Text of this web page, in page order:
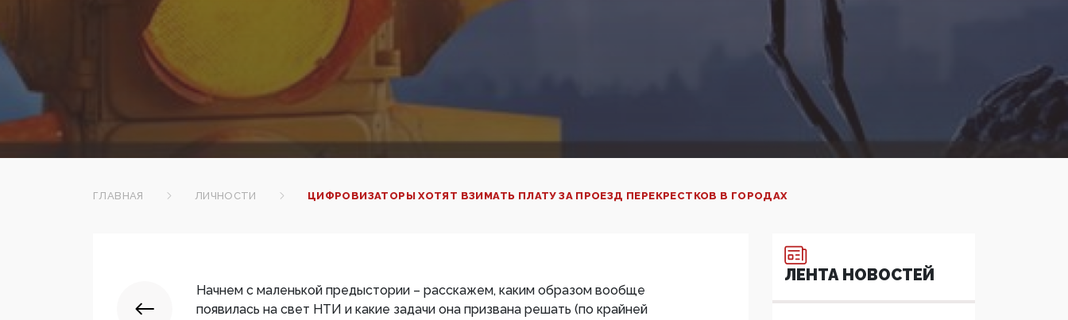
ГЛАВНАЯ ЛИЧНОСТИ ЦИФРОВИЗАТОРЫ ХОТЯТ ВЗИМАТЬ ПЛАТУ ЗА ПРОЕЗД ПЕРЕКРЕСТКОВ В ГОРОДАХ
Начнем с маленькой предыстории – расскажем, каким образом вообще
появилась на свет НТИ и какие задачи она призвана решать (по крайней
ЛЕНТА НОВОСТЕЙ